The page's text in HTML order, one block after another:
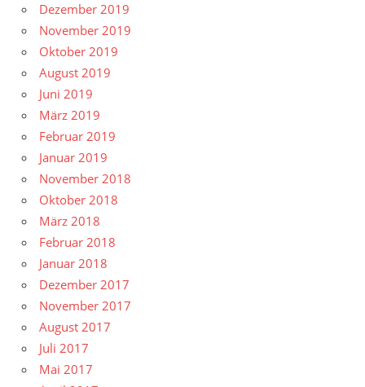
Dezember 2019
November 2019
Oktober 2019
August 2019
Juni 2019
März 2019
Februar 2019
Januar 2019
November 2018
Oktober 2018
März 2018
Februar 2018
Januar 2018
Dezember 2017
November 2017
August 2017
Juli 2017
Mai 2017